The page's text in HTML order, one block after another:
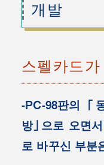
개발
스펠카드
-PC-98판의 「
방」으로 오면
로 바꾸신 부분